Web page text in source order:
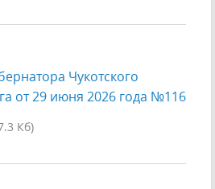
Чукотского
от 29 июня 2026 года №116
Кб)